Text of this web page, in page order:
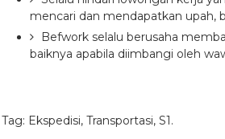
mencari dan mendapatkan upah,
Befwork selalu berusaha
baiknya apabila diimbangi oleh
Tag: Ekspedisi, Transportasi, S1.